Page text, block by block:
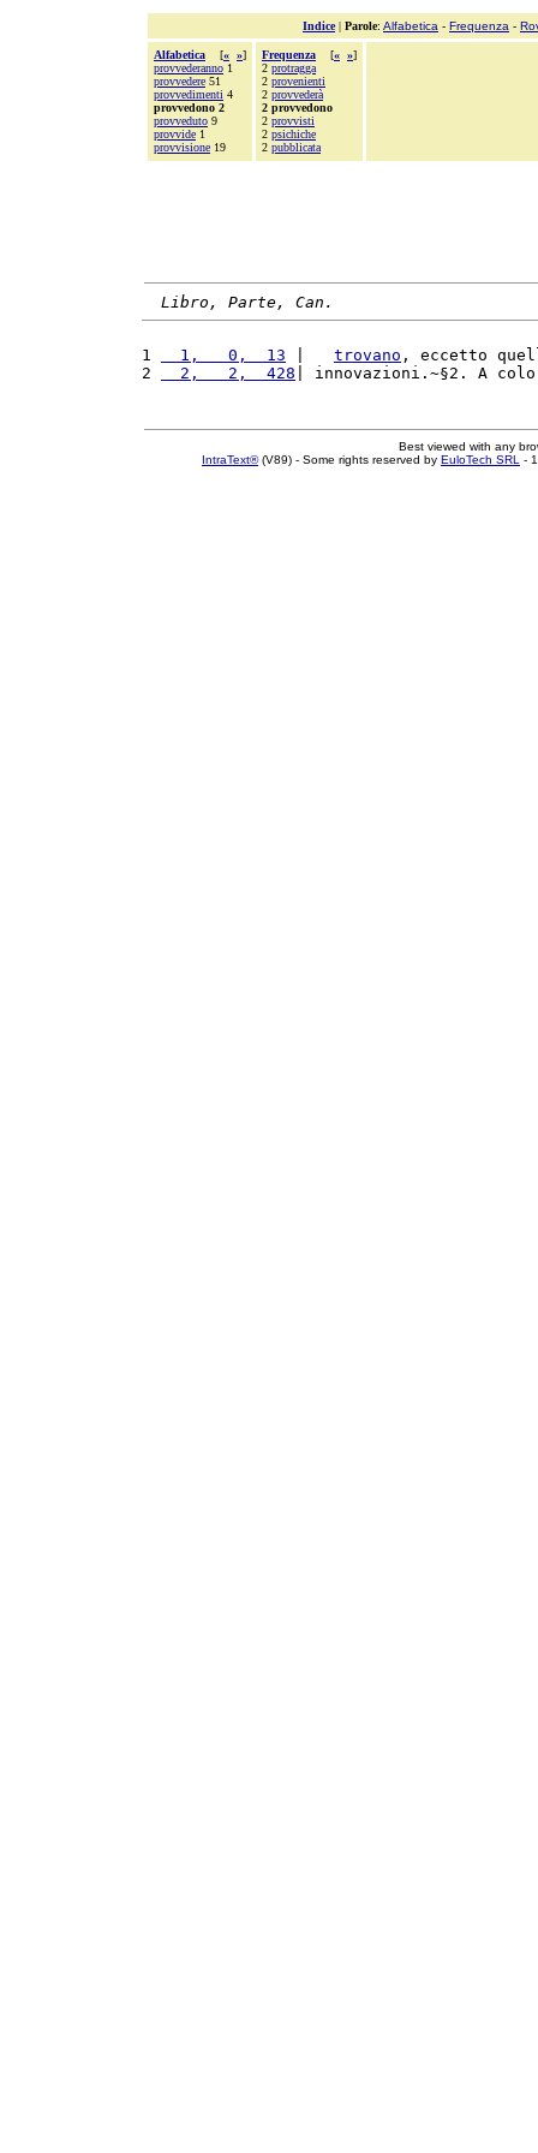
Indice| Parole: Alfabetica - Frequenza -
Alfabetica [« »]
provvederanno 1
provvedere 51
provvedimenti 4
provvedono 2
provveduto 9
provvide 1
provvisione 19
Frequenza [« »]
2 protragga
2 provenienti
2 provvederà
2 provvedono
2 provvisti
2 psichiche
2 pubblicata
Libro, Parte, Can.
1
  1,   0,  13
trovano , eccetto
2
  2,   2,  428
| innovazioni.~§2. A
Best viewed with any
IntraText®(V89) - Some rights reserved by EuloTech SRL -